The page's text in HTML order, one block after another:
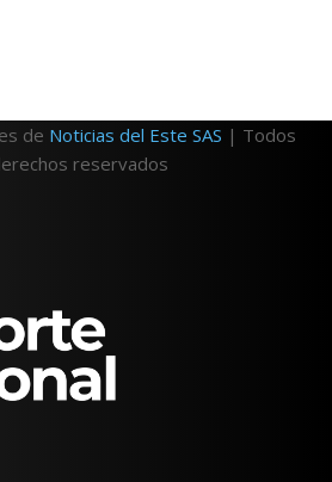
de Noticias del Este SAS | Todos
reservados